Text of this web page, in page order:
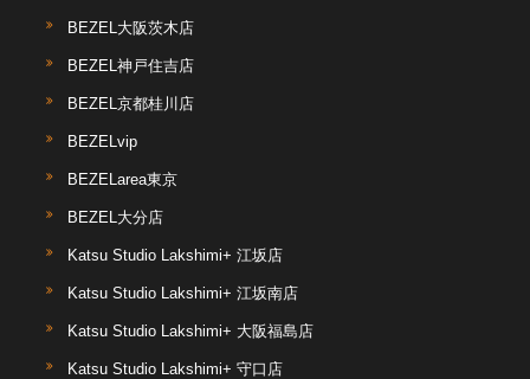
BEZEL大阪茨木店
BEZEL神戸住吉店
BEZEL京都桂川店
BEZELvip
BEZELarea東京
BEZEL大分店
Katsu Studio Lakshimi+ 江坂店
Katsu Studio Lakshimi+ 江坂南店
Katsu Studio Lakshimi+ 大阪福島店
Katsu Studio Lakshimi+ 守口店